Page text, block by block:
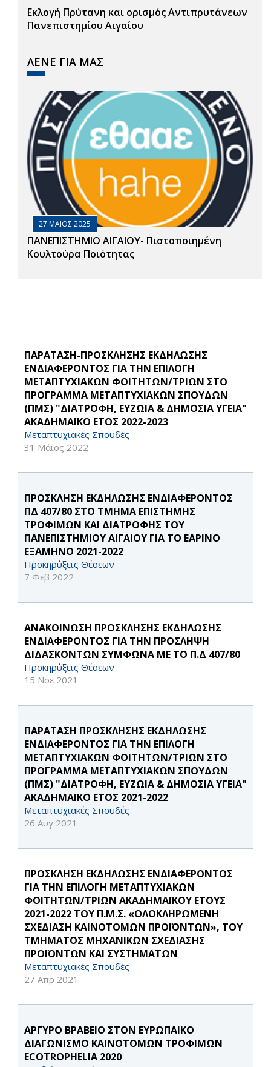
Εκλογή Πρύτανη και ορισμός Αντιπρυτάνεων
Πανεπιστημίου Αιγαίου
ΛΕΝΕ ΓΙΑ ΜΑΣ
27 ΜΑΙΟΣ 2025
ΠΑΝΕΠΙΣΤΗΜΙΟ ΑΙΓΑΙΟΥ- Πιστοποιημένη
Κουλτούρα Ποιότητας
ΠΑΡΑΤΑΣΗ-ΠΡΟΣΚΛΗΣΗΣ ΕΚΔΗΛΩΣΗΣ
ΕΝΔΙΑΦΕΡΟΝΤΟΣ ΓΙΑ ΤΗΝ ΕΠΙΛΟΓΗ
ΜΕΤΑΠΤΥΧΙΑΚΩΝ ΦΟΙΤΗΤΩΝ/ΤΡΙΩΝ ΣΤΟ
ΠΡΟΓΡΑΜΜΑ ΜΕΤΑΠΤΥΧΙΑΚΩΝ ΣΠΟΥΔΩΝ
(ΠΜΣ) "ΔΙΑΤΡΟΦΗ, ΕΥΖΩΙΑ & ΔΗΜΟΣΙΑ ΥΓΕΙΑ"
ΑΚΑΔΗΜΑΪΚΟ ΕΤΟΣ 2022-2023
Μεταπτυχιακές Σπουδές
31 Μάιος 2022
ΠΡΟΣΚΛΗΣΗ ΕΚΔΗΛΩΣΗΣ ΕΝΔΙΑΦΕΡΟΝΤΟΣ
ΠΔ 407/80 ΣΤΟ ΤΜΗΜΑ ΕΠΙΣΤΗΜΗΣ
ΤΡΟΦΙΜΩΝ ΚΑΙ ΔΙΑΤΡΟΦΗΣ ΤΟΥ
ΠΑΝΕΠΙΣΤΗΜΙΟΥ ΑΙΓΑΙΟΥ ΓΙΑ ΤΟ ΕΑΡΙΝΟ
ΕΞΑΜΗΝΟ 2021-2022
Προκηρύξεις Θέσεων
7 Φεβ 2022
ΑΝΑΚΟΙΝΩΣΗ ΠΡΟΣΚΛΗΣΗΣ ΕΚΔΗΛΩΣΗΣ
ΕΝΔΙΑΦΕΡΟΝΤΟΣ ΓΙΑ ΤΗΝ ΠΡΟΣΛΗΨΗ
ΔΙΔΑΣΚΟΝΤΩΝ ΣΥΜΦΩΝΑ ΜΕ ΤΟ Π.Δ 407/80
Προκηρύξεις Θέσεων
15 Νοε 2021
ΠΑΡΑΤΑΣΗ ΠΡΟΣΚΛΗΣΗΣ ΕΚΔΗΛΩΣΗΣ
ΕΝΔΙΑΦΕΡΟΝΤΟΣ ΓΙΑ ΤΗΝ ΕΠΙΛΟΓΗ
ΜΕΤΑΠΤΥΧΙΑΚΩΝ ΦΟΙΤΗΤΩΝ/ΤΡΙΩΝ ΣΤΟ
ΠΡΟΓΡΑΜΜΑ ΜΕΤΑΠΤΥΧΙΑΚΩΝ ΣΠΟΥΔΩΝ
(ΠΜΣ) "ΔΙΑΤΡΟΦΗ, ΕΥΖΩΙΑ & ΔΗΜΟΣΙΑ ΥΓΕΙΑ"
ΑΚΑΔΗΜΑΪΚΟ ΕΤΟΣ 2021-2022
Μεταπτυχιακές Σπουδές
26 Αυγ 2021
ΠΡΟΣΚΛΗΣΗ ΕΚΔΗΛΩΣΗΣ ΕΝΔΙΑΦΕΡΟΝΤΟΣ
ΓΙΑ ΤΗΝ ΕΠΙΛΟΓΗ ΜΕΤΑΠΤΥΧΙΑΚΩΝ
ΦΟΙΤΗΤΩΝ/ΤΡΙΩΝ ΑΚΑΔΗΜΑΪΚΟΥ ΕΤΟΥΣ
2021-2022 ΤΟΥ Π.Μ.Σ. «ΟΛΟΚΛΗΡΩΜΕΝΗ
ΣΧΕΔΙΑΣΗ ΚΑΙΝΟΤΟΜΩΝ ΠΡΟΪΟΝΤΩΝ», ΤΟΥ
ΤΜΗΜΑΤΟΣ ΜΗΧΑΝΙΚΩΝ ΣΧΕΔΙΑΣΗΣ
ΠΡΟΪΟΝΤΩΝ ΚΑΙ ΣΥΣΤΗΜΑΤΩΝ
Μεταπτυχιακές Σπουδές
27 Απρ 2021
ΑΡΓΥΡΟ ΒΡΑΒΕΙΟ ΣΤΟΝ ΕΥΡΩΠΑΙΚΟ
ΔΙΑΓΩΝΙΣΜΟ ΚΑΙΝΟΤΟΜΩΝ ΤΡΟΦΙΜΩΝ
ECOTROPHELIA 2020